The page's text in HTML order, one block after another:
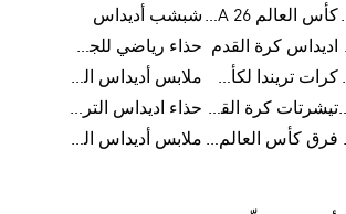
كأس العالم FIFA 26™ شبشب أديداس
اديداس كرة القدم
حذاء رياضي للجري
كرات تريندا لكأس العالم FIFA 26™
ملابس أديداس الرياضية
نسائي
تيشرتات كرة القدم
حذاء اديداس الترا بوست 22
فرق كأس العالم FIFA 26™ ملابس أديداس الرجالية